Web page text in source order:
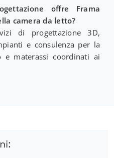
offre Frama
camera da letto?
di progettazione 3D,
e consulenza per la
materassi coordinati ai